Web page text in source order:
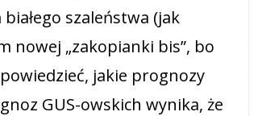
szaleństwa (jak
nowej „zakopianki bis”, bo
jakie prognozy
GUS-owskich wynika, że